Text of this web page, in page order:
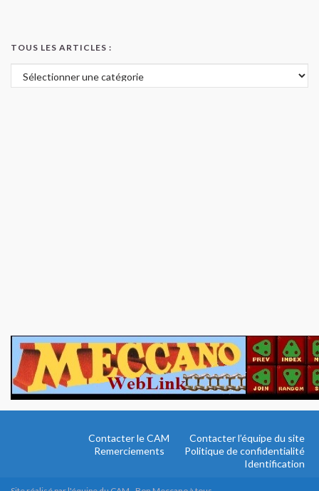
TOUS LES ARTICLES :
Tous les articles :
Contacter le CAM
Contacter l’équipe du site
Remerciements
Politique de confidentialité
Identification